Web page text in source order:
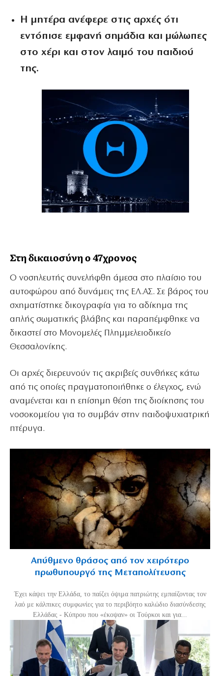
Η μητέρα ανέφερε στις αρχές ότι
εντόπισε εμφανή σημάδια και μώλωπες
στο χέρι και στον λαιμό του παιδιού
της.
Στη δικαιοσύνη ο 47χρονος
Ο νοσηλευτής συνελήφθη άμεσα στο πλαίσιο του
αυτοφώρου από δυνάμεις της ΕΛ.ΑΣ. Σε βάρος του
σχηματίστηκε δικογραφία για το αδίκημα της
απλής σωματικής βλάβης και παραπέμφθηκε να
δικαστεί στο Μονομελές Πλημμελειοδικείο
Θεσσαλονίκης.
Οι αρχές διερευνούν τις ακριβείς συνθήκες κάτω
από τις οποίες πραγματοποιήθηκε ο έλεγχος, ενώ
αναμένεται και η επίσημη θέση της διοίκησης του
νοσοκομείου για το συμβάν στην παιδοψυχιατρική
πτέρυγα.
Απύθμενο θράσος από τον χειρότερο
πρωθυπουργό της Μεταπολίτευσης
Έχει κάψει την Ελλάδα, το παίζει όψιμα πατριώτης εμπαίζοντας τον
λαό με κάλπικες συμφωνίες για το περιβόητο καλώδιο διασύνδεσης
Ελλάδας - Κύπρου που «έκοψαν» οι Τούρκοι και για...